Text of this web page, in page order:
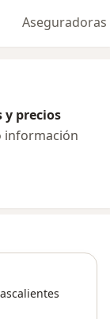
Aseguradoras
y precios
información